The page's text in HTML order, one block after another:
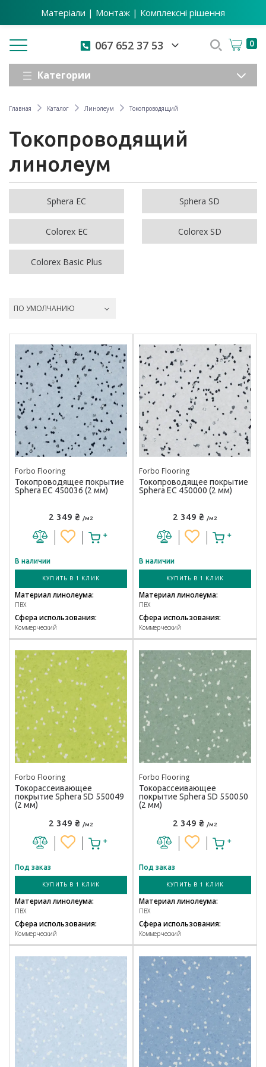
Матеріали | Монтаж | Комплексні рішення
Toggle navigation 067 652 37 53 0
Категории
Главная Каталог Линолеум Токопроводящий
Токопроводящий
линолеум
Sphera EC Sphera SD
Colorex EC Colorex SD
Colorex Basic Plus
ПО УМОЛЧАНИЮ
Forbo Flooring
Токопроводящее покрытие
Sphera EC 450036 (2 мм)
2 349 ₴ /м2
В наличии
КУПИТЬ В 1 КЛИК
Материал линолеума:
ПВХ
Сфера использования:
Коммерческий
Forbo Flooring
Токопроводящее покрытие
Sphera EC 450000 (2 мм)
2 349 ₴ /м2
В наличии
КУПИТЬ В 1 КЛИК
Материал линолеума:
ПВХ
Сфера использования:
Коммерческий
Forbo Flooring
Токорассеивающее
покрытие Sphera SD 550049
(2 мм)
2 349 ₴ /м2
Под заказ
КУПИТЬ В 1 КЛИК
Материал линолеума:
ПВХ
Сфера использования:
Коммерческий
Forbo Flooring
Токорассеивающее
покрытие Sphera SD 550050
(2 мм)
2 349 ₴ /м2
Под заказ
КУПИТЬ В 1 КЛИК
Материал линолеума:
ПВХ
Сфера использования:
Коммерческий